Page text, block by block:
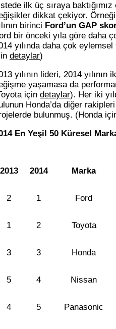
ilk üç sıraya
dikkat çekiyor.
birinci Ford’un GAP
bir önceki yıla göre daha
yılında daha çok
detaylar)
yılının lideri, 2014 yılının
yaşamasa da
için detaylar). Her iki
Honda’da diğer
bulunmuş. (Honda
En Yeşil 50 Küresel
2013 2014 Marka
2 1 Ford
1 2 Toyota
3 3 Honda
5 4 Nissan
4 5 Panasonic